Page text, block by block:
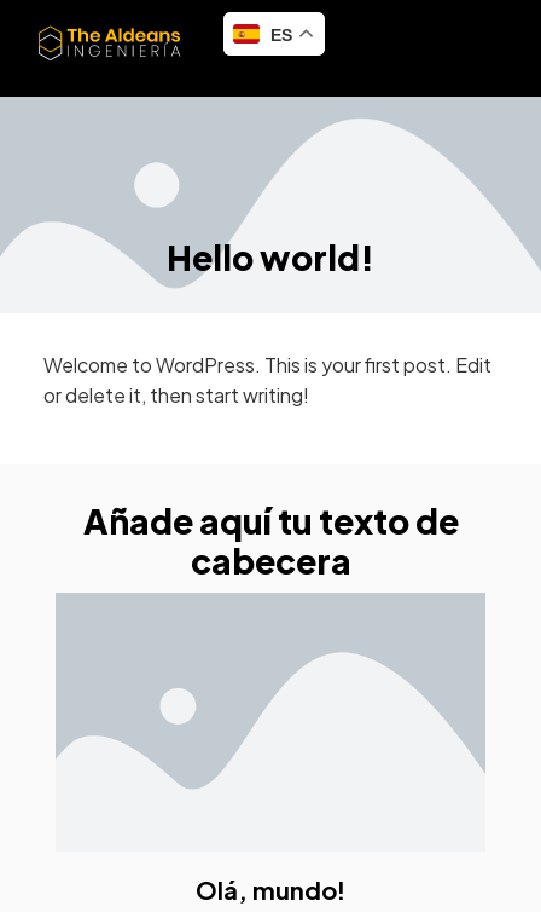
ES
Hello world!
Welcome to WordPress. This is your first post. Edit
or delete it, then start writing!
Añade aquí tu texto de
cabecera
Olá, mundo!